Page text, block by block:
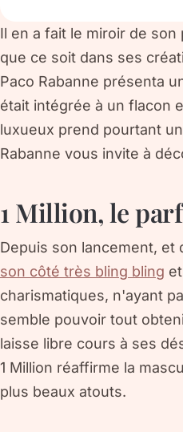
Il en a fait le miroir de
que ce soit dans ses
Paco Rabanne présenta
était intégrée à un flacon
luxueux prend pourtant
Rabanne vous invite à
1 Million, le
Depuis son lancement, et
son côté très bling bling
charismatiques, n'ayant
semble pouvoir tout
laisse libre cours à ses
1 Million réaffirme la
plus beaux atouts.